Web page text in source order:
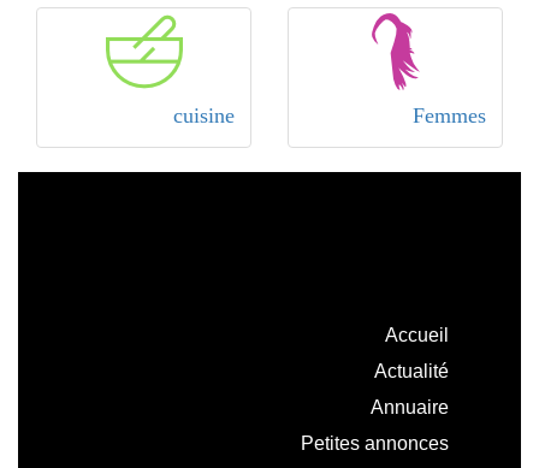
Femmes
cuisine
Accueil
Actualité
Annuaire
Petites annonces